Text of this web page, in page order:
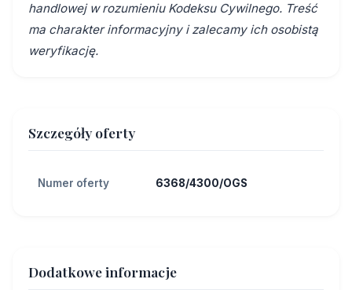
handlowej w rozumieniu Kodeksu Cywilnego. Treść
ma charakter informacyjny i zalecamy ich osobistą
weryfikację.
Szczegóły oferty
Numer oferty 6368/4300/OGS
Dodatkowe informacje